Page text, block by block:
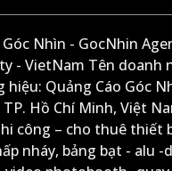
Nhìn - GocNhin
- VietNam Tên doanh
Quảng Cáo Góc
Hồ Chí Minh, Việt
công – cho thuê thiết
nháy, bảng bạt - alu